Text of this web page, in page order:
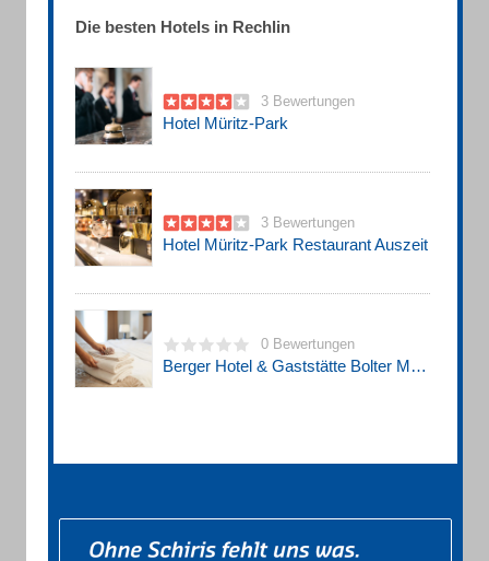
Die besten Hotels in Rechlin
3 Bewertungen
Hotel Müritz-Park
3 Bewertungen
Hotel Müritz-Park Restaurant Auszeit
0 Bewertungen
Berger Hotel & Gaststätte Bolter Mühle